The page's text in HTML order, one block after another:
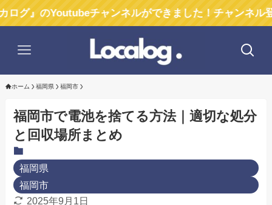
チャンネルができました！チャンネル登録お願い
ホーム 福岡県 福岡市
福岡市で電池を捨てる方法｜適切な処分
と回収場所まとめ
福岡県
福岡市
2025年9月1日